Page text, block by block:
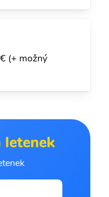
(+ možný
letenek